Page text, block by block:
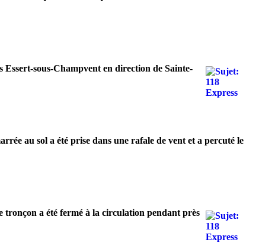
sous-Champvent en direction de Sainte-
au sol a été prise dans une rafale de vent et a percuté le
a été fermé à la circulation pendant près